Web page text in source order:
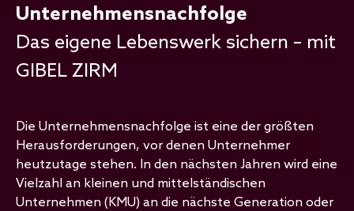
Unternehmensnachfolge
Das eigene Lebenswerk sichern – mit
GIBEL ZIRM
Die Unternehmensnachfolge ist eine der größten
Herausforderungen, vor denen Unternehmer
heutzutage stehen. In den nächsten Jahren wird eine
Vielzahl an kleinen und mittelständischen
Unternehmen (KMU) an die nächste Generation oder